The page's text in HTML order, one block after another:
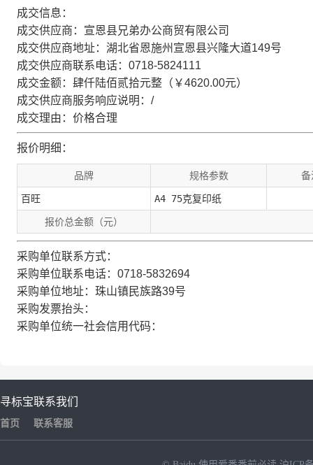
成交信息：
成交供应商：宣恩县兄弟办公商贸有限公司
成交供应商地址：湖北省恩施州宣恩县兴隆大道149号
成交供应商联系电话：0718-5824111
成交金额：肆仟陆佰贰拾元整（￥4620.00元）
成交供应商服务响应说明：/
成交理由：价格合理
报价明细：
品牌 规格参数 备
百旺 A4 75克复印纸
报价总金额（元）
采购单位联系方式：
采购单位联系电话：0718-5832694
采购单位地址：珠山镇民族路39号
采购发票抬头：
采购单位统一社会信用代码：
寻标宝
首页
联系我们
联系客服